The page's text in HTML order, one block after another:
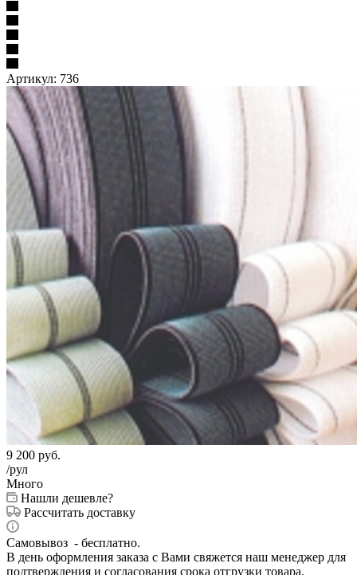
Артикул: 736
9 200 руб.
/рул
Много
Нашли дешевле?
Рассчитать доставку
Самовывоз - бесплатно.
В день оформления заказа с Вами свяжется наш менеджер для
подтверждения и согласования срока отгрузки товара.